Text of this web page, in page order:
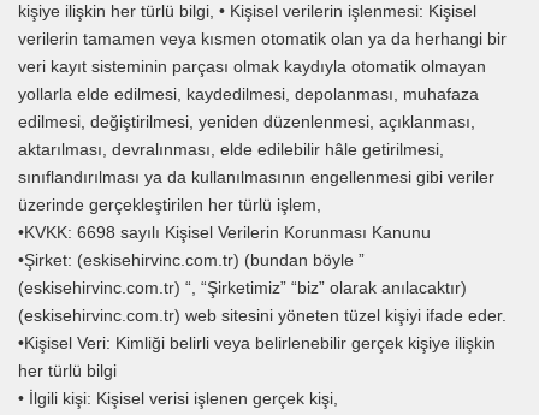
kişiye ilişkin her türlü bilgi, • Kişisel verilerin işlenmesi: Kişisel
verilerin tamamen veya kısmen otomatik olan ya da herhangi bir
veri kayıt sisteminin parçası olmak kaydıyla otomatik olmayan
yollarla elde edilmesi, kaydedilmesi, depolanması, muhafaza
edilmesi, değiştirilmesi, yeniden düzenlenmesi, açıklanması,
aktarılması, devralınması, elde edilebilir hâle getirilmesi,
sınıflandırılması ya da kullanılmasının engellenmesi gibi veriler
üzerinde gerçekleştirilen her türlü işlem,
•KVKK: 6698 sayılı Kişisel Verilerin Korunması Kanunu
•Şirket: (eskisehirvinc.com.tr) (bundan böyle ”
(eskisehirvinc.com.tr) “, “Şirketimiz” “biz” olarak anılacaktır)
(eskisehirvinc.com.tr) web sitesini yöneten tüzel kişiyi ifade eder.
•Kişisel Veri: Kimliği belirli veya belirlenebilir gerçek kişiye ilişkin
her türlü bilgi
• İlgili kişi: Kişisel verisi işlenen gerçek kişi,